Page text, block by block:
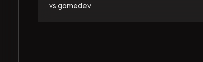
vs.gamedev